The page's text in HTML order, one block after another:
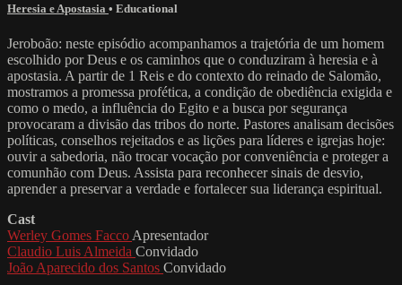
Heresia e Apostasia • Educational
Jeroboão: neste episódio acompanhamos a trajetória de um homem
escolhido por Deus e os caminhos que o conduziram à heresia e à
apostasia. A partir de 1 Reis e do contexto do reinado de Salomão,
mostramos a promessa profética, a condição de obediência exigida e
como o medo, a influência do Egito e a busca por segurança
provocaram a divisão das tribos do norte. Pastores analisam decisões
políticas, conselhos rejeitados e as lições para líderes e igrejas hoje:
ouvir a sabedoria, não trocar vocação por conveniência e proteger a
comunhão com Deus. Assista para reconhecer sinais de desvio,
aprender a preservar a verdade e fortalecer sua liderança espiritual.
Cast
Werley Gomes Facco Apresentador
Claudio Luis Almeida Convidado
João Aparecido dos Santos Convidado